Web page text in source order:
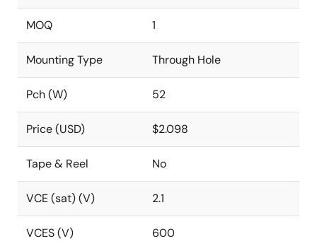
MOQ 1
Mounting Type Through Hole
Pch (W) 52
Price (USD) $2.098
Tape & Reel No
VCE (sat) (V) 2.1
VCES (V) 600